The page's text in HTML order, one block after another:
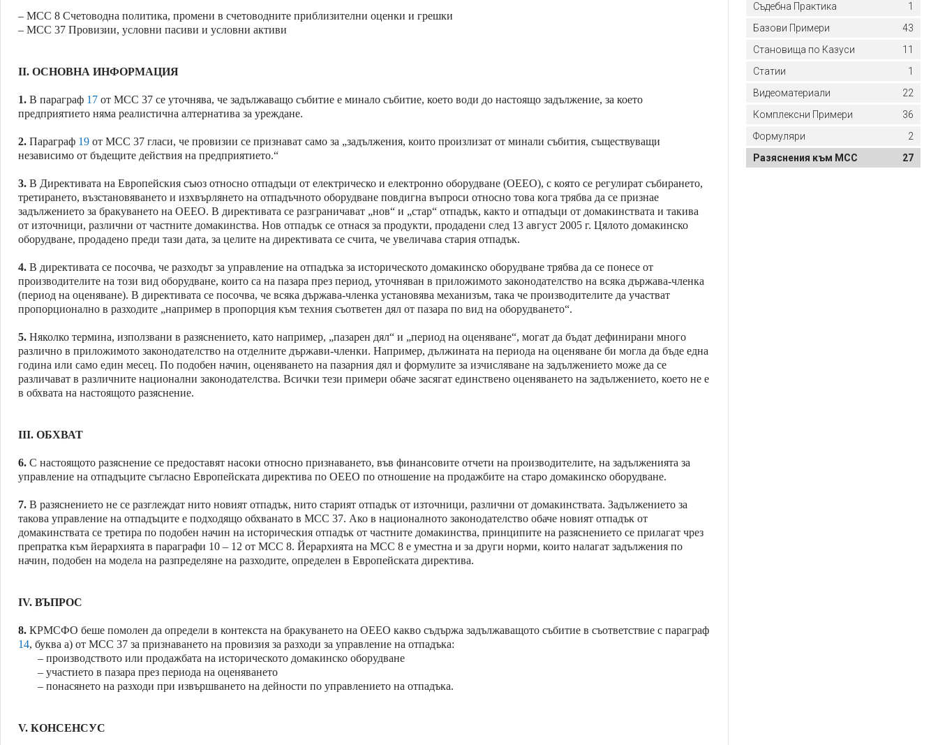
– МСС 8 Счетоводна политика, промени в счетоводните приблизителни оценки и грешки
– МСС 37 Провизии, условни пасиви и условни активи
II. ОСНОВНА ИНФОРМАЦИЯ
1. В параграф 17 от МСС 37 се уточнява, че задължаващо събитие е минало събитие, което води до настоящо задължение, за което
предприятието няма реалистична алтернатива за уреждане.
2. Параграф 19 от МСС 37 гласи, че провизии се признават само за „задължения, които произлизат от минали събития, съществуващи
независимо от бъдещите действия на предприятието.“
3. В Директивата на Европейския съюз относно отпадъци от електрическо и електронно оборудване (ОЕЕО), с която се регулират събирането,
третирането, възстановяването и изхвърлянето на отпадъчното оборудване повдигна въпроси относно това кога трябва да се признае
задължението за бракуването на ОЕЕО. В директивата се разграничават „нов“ и „стар“ отпадък, както и отпадъци от домакинствата и такива
от източници, различни от частните домакинства. Нов отпадък се отнася за продукти, продадени след 13 август 2005 г. Цялото домакинско
оборудване, продадено преди тази дата, за целите на директивата се счита, че увеличава стария отпадък.
4. В директивата се посочва, че разходът за управление на отпадъка за историческото домакинско оборудване трябва да се понесе от
производителите на този вид оборудване, които са на пазара през период, уточняван в приложимото законодателство на всяка държава-членка
(период на оценяване). В директивата се посочва, че всяка държава-членка установява механизъм, така че производителите да участват
пропорционално в разходите „например в пропорция към техния съответен дял от пазара по вид на оборудването“.
5. Няколко термина, използвани в разяснението, като например, „пазарен дял“ и „период на оценяване“, могат да бъдат дефинирани много
различно в приложимото законодателство на отделните държави-членки. Например, дължината на периода на оценяване би могла да бъде една
година или само един месец. По подобен начин, оценяването на пазарния дял и формулите за изчисляване на задължението може да се
различават в различните национални законодателства. Всички тези примери обаче засягат единствено оценяването на задължението, което не е
в обхвата на настоящото разяснение.
III. ОБХВАТ
6. С настоящото разяснение се предоставят насоки относно признаването, във финансовите отчети на производителите, на задълженията за
управление на отпадъците съгласно Европейската директива по ОЕЕО по отношение на продажбите на старо домакинско оборудване.
7. В разяснението не се разглеждат нито новият отпадък, нито старият отпадък от източници, различни от домакинствата. Задължението за
такова управление на отпадъците е подходящо обхванато в МСС 37. Ако в националното законодателство обаче новият отпадък от
домакинствата се третира по подобен начин на историческия отпадък от частните домакинства, принципите на разяснението се прилагат чрез
препратка към йерархията в параграфи 10 – 12 от МСС 8. Йерархията на МСС 8 е уместна и за други норми, които налагат задължения по
начин, подобен на модела на разпределяне на разходите, определен в Европейската директива.
IV. ВЪПРОС
8. КРМСФО беше помолен да определи в контекста на бракуването на ОЕЕО какво съдържа задължаващото събитие в съответствие с параграф
14, буква а) от МСС 37 за признаването на провизия за разходи за управление на отпадъка:
– производството или продажбата на историческото домакинско оборудване
– участието в пазара през периода на оценяването
– понасянето на разходи при извършването на дейности по управлението на отпадъка.
V. КОНСЕНСУС
Съдебна Практика
1
Базови Примери
43
Становища по Казуси
11
Статии
1
Видеоматериали
22
Комплексни Примери
36
Формуляри
2
Разяснения към МСС
27